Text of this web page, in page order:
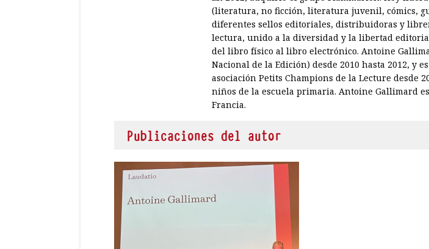
(literatura, no ficción, literatura juvenil, cómics,
diferentes sellos editoriales, distribuidoras y
lectura, unido a la diversidad y la libertad
del libro físico al libro electrónico. Antoine
Nacional de la Edición) desde 2010 hasta 2012, y
asociación Petits Champions de la Lecture desde
niños de la escuela primaria. Antoine Gallimard
Francia.
Publicaciones del autor